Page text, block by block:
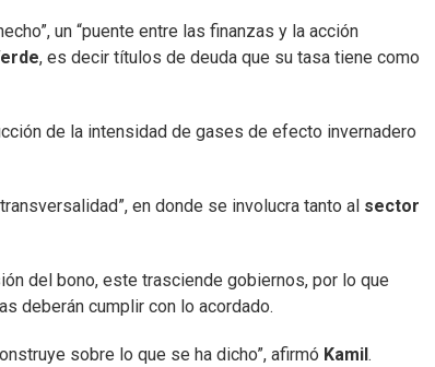
un “puente entre las finanzas y la acción
, es decir títulos de deuda que su tasa tiene como
de la intensidad de gases de efecto invernadero
en donde se involucra tanto al sector
del bono, este trasciende gobiernos, por lo que
deberán cumplir con lo acordado.
sobre lo que se ha dicho”, afirmó Kamil .